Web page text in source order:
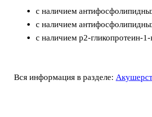
с наличием
с наличием
с наличием р2-гликопротеин-
Вся информация в разделе: